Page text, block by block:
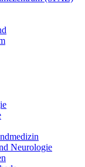
Neurologie